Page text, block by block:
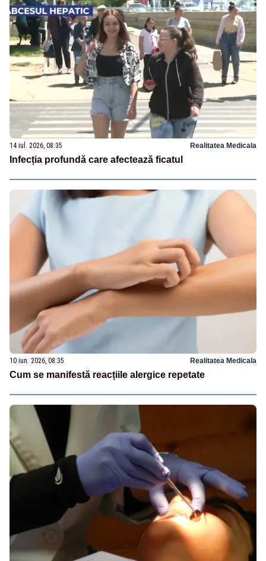
14 iul. 2026, 08:35 Realitatea Medicala
Infecția profundă care afectează ficatul
10 iun. 2026, 08:35 Realitatea Medicala
Cum se manifestă reacțiile alergice repetate